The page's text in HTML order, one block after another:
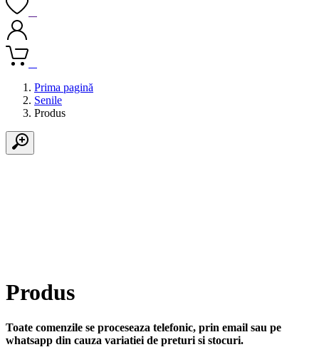
Prima pagină
Senile
Produs
Produs
Toate comenzile se proceseaza telefonic, prin email sau pe
whatsapp din cauza variatiei de preturi si stocuri.